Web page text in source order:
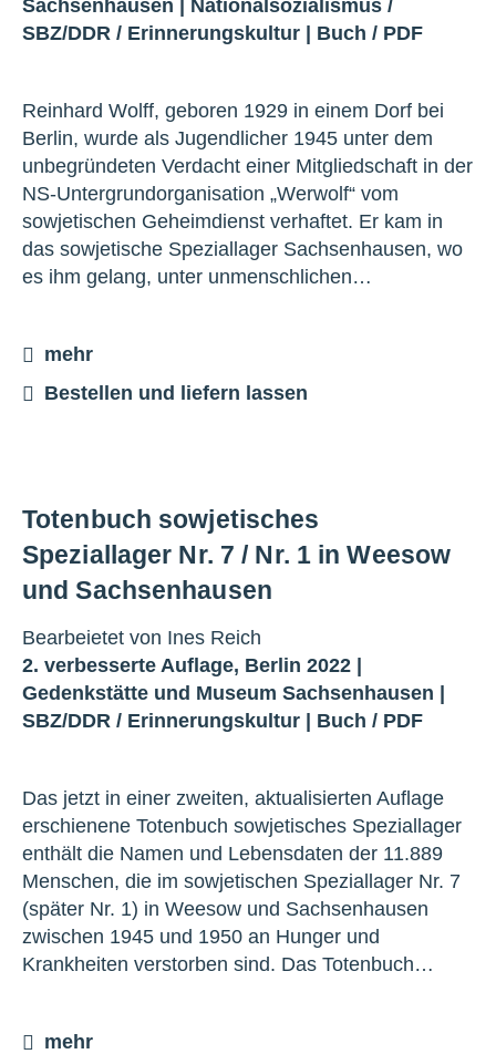
Sachsenhausen | Nationalsozialismus /
SBZ/DDR / Erinnerungskultur | Buch / PDF
Reinhard Wolff, geboren 1929 in einem Dorf bei
Berlin, wurde als Jugendlicher 1945 unter dem
unbegründeten Verdacht einer Mitgliedschaft in der
NS-Untergrundorganisation „Werwolf“ vom
sowjetischen Geheimdienst verhaftet. Er kam in
das sowjetische Speziallager Sachsenhausen, wo
es ihm gelang, unter unmenschlichen…
mehr
Bestellen und liefern lassen
Totenbuch sowjetisches
Speziallager Nr. 7 / Nr. 1 in Weesow
und Sachsenhausen
Bearbeietet von Ines Reich
2. verbesserte Auflage, Berlin 2022 |
Gedenkstätte und Museum Sachsenhausen |
SBZ/DDR / Erinnerungskultur | Buch / PDF
Das jetzt in einer zweiten, aktualisierten Auflage
erschienene Totenbuch sowjetisches Speziallager
enthält die Namen und Lebensdaten der 11.889
Menschen, die im sowjetischen Speziallager Nr. 7
(später Nr. 1) in Weesow und Sachsenhausen
zwischen 1945 und 1950 an Hunger und
Krankheiten verstorben sind. Das Totenbuch…
mehr